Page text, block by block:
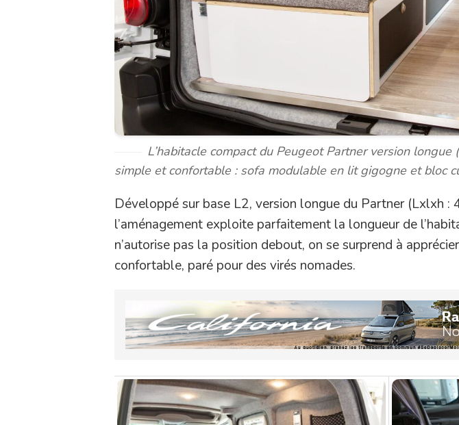
L’habitacle compact du Peugeot Partner version
simple et confortable : sofa modulable en lit gigogne et bloc
Développé sur base L2, version longue du Partner (Lxlxh
l’aménagement exploite parfaitement la longueur de
n’autorise pas la position debout, on se surprend à
confortable, paré pour des virés nomades.